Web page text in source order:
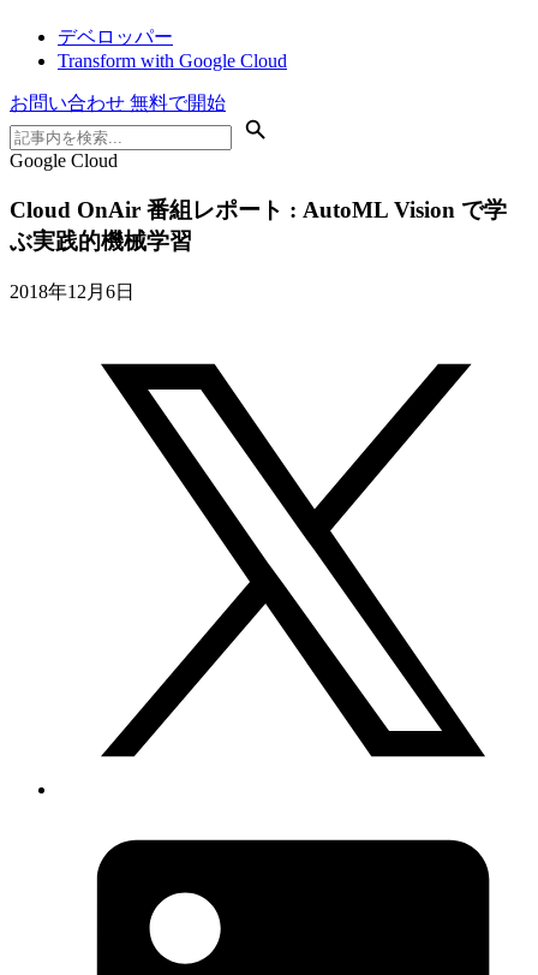
デベロッパー
Transform with Google Cloud
お問い合わせ 無料で開始
Google Cloud
Cloud OnAir 番組レポート : AutoML Vision で学
ぶ実践的機械学習
2018年12月6日